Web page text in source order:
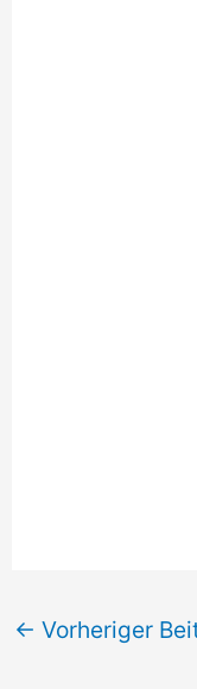
← Vorheriger